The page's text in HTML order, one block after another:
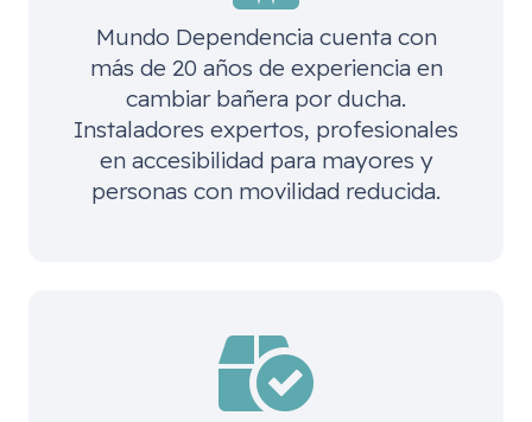
Mundo Dependencia cuenta con
más de 20 años de experiencia en
cambiar bañera por ducha.
Instaladores expertos, profesionales
en accesibilidad para mayores y
personas con movilidad reducida.